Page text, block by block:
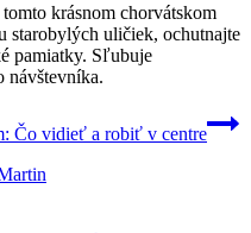
krásnom chorvátskom
starobylých uličiek, ochutnajte
pamiatky. Sľubuje
návštevníka.
Čo vidieť a robiť v centre